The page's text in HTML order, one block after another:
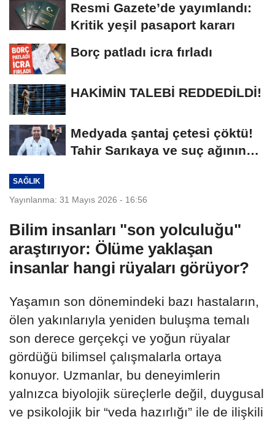
Resmi Gazete’de yayımlandı:
Kritik yeşil pasaport kararı
Borç patladı icra fırladı
HAKİMİN TALEBİ REDDEDİLDİ!
Medyada şantaj çetesi çöktü!
Tahir Sarıkaya ve suç ağının
SAĞLIK
Yayınlanma: 31 Mayıs 2026 - 16:56
Bilim insanları "son yolculuğu"
araştırıyor: Ölüme yaklaşan
insanlar hangi rüyaları görüyor?
Yaşamın son dönemindeki bazı hastaların,
ölen yakınlarıyla yeniden buluşma temalı
son derece gerçekçi ve yoğun rüyalar
gördüğü bilimsel çalışmalarla ortaya
konuyor. Uzmanlar, bu deneyimlerin
yalnızca biyolojik süreçlerle değil, duygusal
ve psikolojik bir “veda hazırlığı” ile de ilişkili